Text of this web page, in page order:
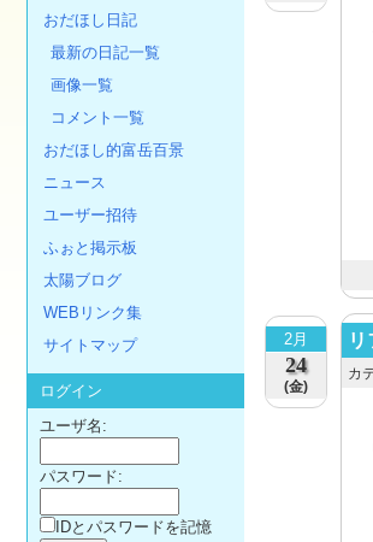
2月
24
(金)
カ
おだほし日記
最新の日記一覧
画像一覧
コメント一覧
おだほし的富岳百景
ニュース
ユーザー招待
ふぉと掲示板
太陽ブログ
WEBリンク集
サイトマップ
ログイン
ユーザ名:
パスワード:
IDとパスワードを記憶